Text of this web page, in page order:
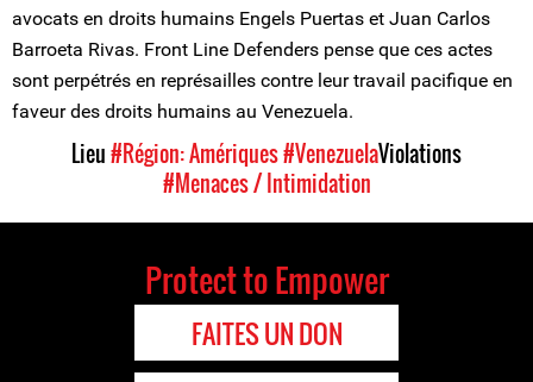
avocats en droits humains Engels Puertas et Juan Carlos
Barroeta Rivas. Front Line Defenders pense que ces actes
sont perpétrés en représailles contre leur travail pacifique en
faveur des droits humains au Venezuela.
Lieu#Région: Amériques#VenezuelaViolations
#Menaces / Intimidation
Protect to Empower
FAITES UN DON